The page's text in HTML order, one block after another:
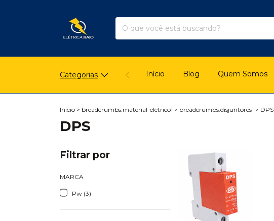
Categorias Início Blog Quem Somos
Início > breadcrumbs.material-eletrico1 > breadcrumbs.disjuntores1 > DPS
DPS
Filtrar por
MARCA
Pw (3)